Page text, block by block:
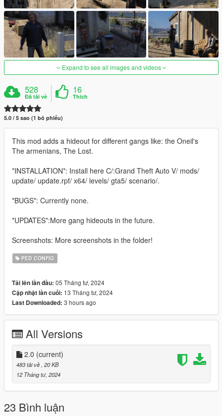
Expand to see all images and videos
528
Đã tải về
16
Thích
5.0 / 5 sao (1 bỏ phiếu)
This mod adds a hideout for different gangs like: the Oneil's
The armenians, The Lost.
*INSTALLATION*: Install here C/:Grand Theft Auto V/ mods/
update/ update.rpf/ x64/ levels/ gta5/ scenario/.
*BUGS*: Currently none.
*UPDATES*:More gang hideouts in the future.
Screenshots: More screenshots in the folder!
PED CONFIG
Tải lên lần đầu: 05 Tháng tư, 2024
Cập nhật lần cuối: 13 Tháng tư, 2024
Last Downloaded: 3 hours ago
All Versions
2.0 (current)
483 tải về , 20 KB
12 Tháng tư, 2024
23 Bình luận